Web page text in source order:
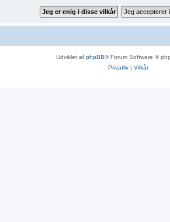
Udviklet af phpBB® Forum Software ©
Privatliv| Vilkår